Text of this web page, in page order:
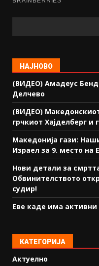
НАЈНОВО
(ВИДЕО) Амадеус Бенд
Делчево
(ВИДЕО)
грчкиот Хајделберг и
Македонија гази:
Израел за 9. место на
Нови детали за
Обвинителството
судир!
Еве каде има
КАТЕГОРИЈА
Актуелно